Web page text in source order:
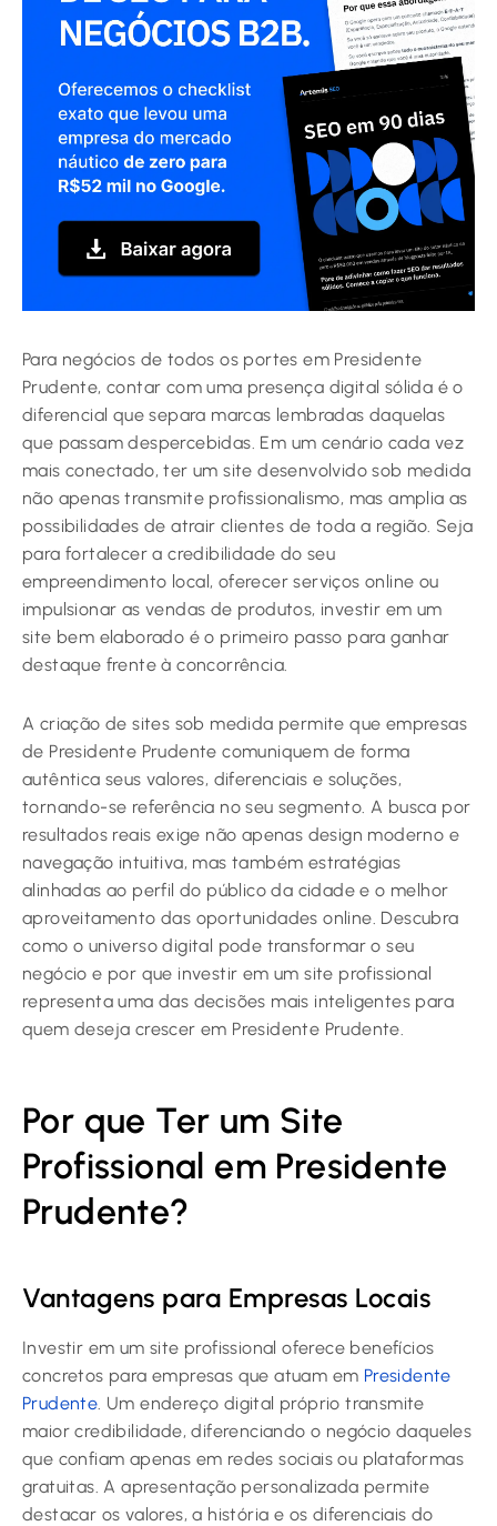
Para negócios de todos os portes em Presidente
Prudente, contar com uma presença digital sólida é o
diferencial que separa marcas lembradas daquelas
que passam despercebidas. Em um cenário cada vez
mais conectado, ter um site desenvolvido sob medida
não apenas transmite profissionalismo, mas amplia as
possibilidades de atrair clientes de toda a região. Seja
para fortalecer a credibilidade do seu
empreendimento local, oferecer serviços online ou
impulsionar as vendas de produtos, investir em um
site bem elaborado é o primeiro passo para ganhar
destaque frente à concorrência.
A criação de sites sob medida permite que empresas
de Presidente Prudente comuniquem de forma
autêntica seus valores, diferenciais e soluções,
tornando-se referência no seu segmento. A busca por
resultados reais exige não apenas design moderno e
navegação intuitiva, mas também estratégias
alinhadas ao perfil do público da cidade e o melhor
aproveitamento das oportunidades online. Descubra
como o universo digital pode transformar o seu
negócio e por que investir em um site profissional
representa uma das decisões mais inteligentes para
quem deseja crescer em Presidente Prudente.
Por que Ter um Site
Profissional em Presidente
Prudente?
Vantagens para Empresas Locais
Investir em um site profissional oferece benefícios
concretos para empresas que atuam em Presidente
Prudente . Um endereço digital próprio transmite
maior credibilidade, diferenciando o negócio daqueles
que confiam apenas em redes sociais ou plataformas
gratuitas. A apresentação personalizada permite
destacar os valores, a história e os diferenciais do